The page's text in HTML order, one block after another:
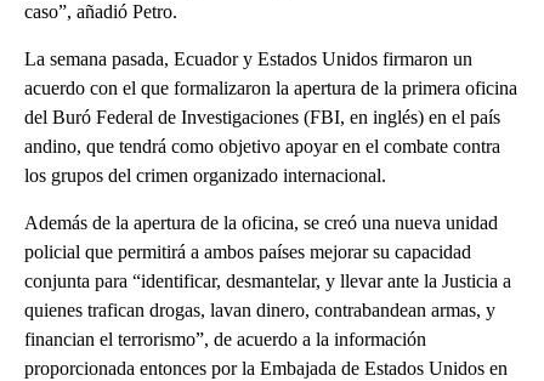
caso”, añadió Petro.
La semana pasada, Ecuador y Estados Unidos firmaron un
acuerdo con el que formalizaron la apertura de la primera oficina
del Buró Federal de Investigaciones (FBI, en inglés) en el país
andino, que tendrá como objetivo apoyar en el combate contra
los grupos del crimen organizado internacional.
Además de la apertura de la oficina, se creó una nueva unidad
policial que permitirá a ambos países mejorar su capacidad
conjunta para “identificar, desmantelar, y llevar ante la Justicia a
quienes trafican drogas, lavan dinero, contrabandean armas, y
financian el terrorismo”, de acuerdo a la información
proporcionada entonces por la Embajada de Estados Unidos en